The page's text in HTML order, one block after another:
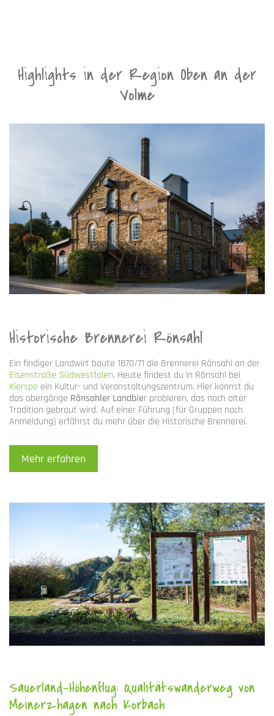
Highlights in der Region Oben an der
Volme
Historische Brennerei Rönsahl
Ein findiger Landwirt baute 1870/71 die Brennerei Rönsahl an der
Eisenstraße Südwestfalen. Heute findest du in Rönsahl bei
Kierspe ein Kultur- und Veranstaltungszentrum. Hier kannst du
das obergärige Rönsahler Landbier probieren, das nach alter
Tradition gebraut wird. Auf einer Führung (für Gruppen nach
Anmeldung) erfährst du mehr über die Historische Brennerei.
Mehr erfahren
Sauerland-Höhenflug: Qualitätswanderweg von
Meinerzhagen nach Korbach